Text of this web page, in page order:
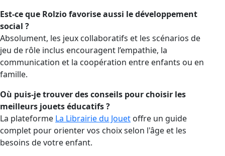
Est-ce que Rolzio favorise aussi le développement
social ?
Absolument, les jeux collaboratifs et les scénarios de
jeu de rôle inclus encouragent l’empathie, la
communication et la coopération entre enfants ou en
famille.
Où puis-je trouver des conseils pour choisir les
meilleurs jouets éducatifs ?
La plateforme La Librairie du Jouet offre un guide
complet pour orienter vos choix selon l'âge et les
besoins de votre enfant.